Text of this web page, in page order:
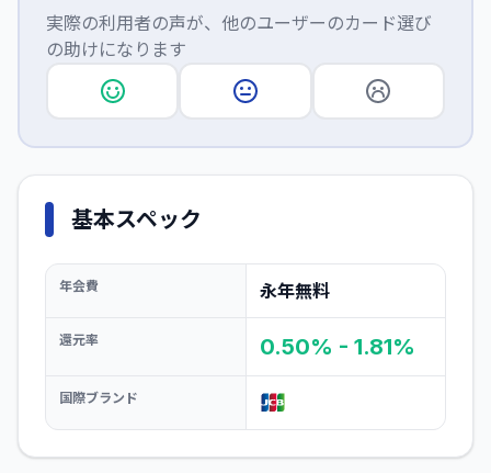
実際の利用者の声が、他のユーザーのカード選び
の助けになります
基本スペック
年会費 永年無料
還元率 0.50% - 1.81%
国際ブランド